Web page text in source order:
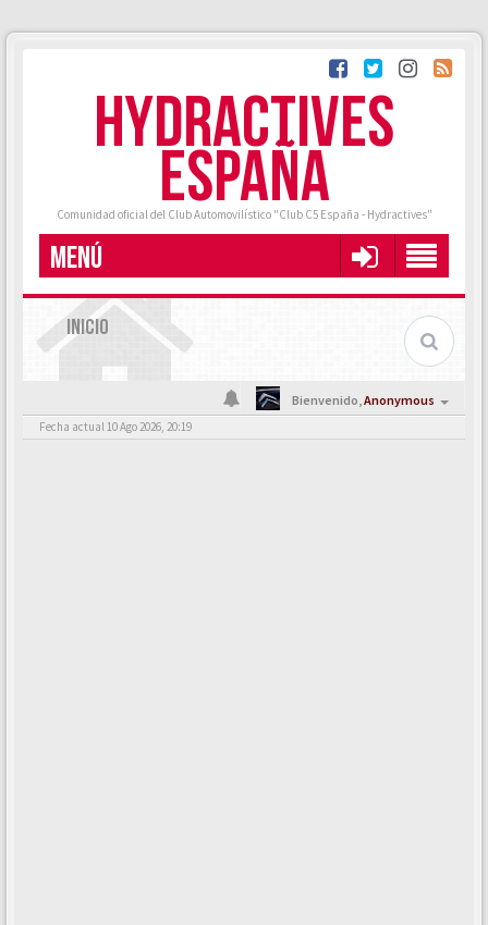
HYDRACTIVES
ESPAÑA
Comunidad oficial del Club Automovilístico "Club C5 España - Hydractives"
MENÚ
INICIO
Bienvenido,Anonymous
Fecha actual 10 Ago 2026, 20:19